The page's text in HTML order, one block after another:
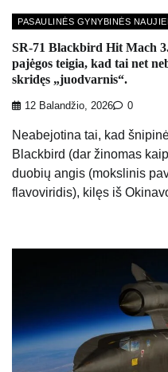
PASAULINĖS GYNYBINĖS
SR-71 Blackbird Hit Mach
pajėgos teigia, kad tai net
skridęs „juodvarnis“.
12 Balandžio, 2026 0
Neabejotina tai, kad
Blackbird (dar žinomas
duobių angis (mokslinis
flavoviridis), kilęs iš